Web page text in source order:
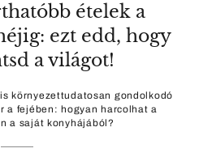
ételek a
ezt edd, hogy
a világot!
környezettudatosan gondolkodó
a fejében: hogyan harcolhat a
a saját konyhájából?